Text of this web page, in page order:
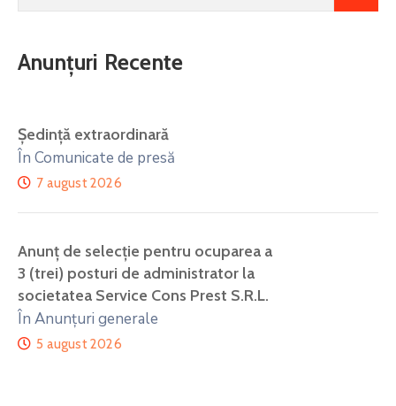
Anunțuri Recente
Ședință extraordinară
În Comunicate de presă
7 august 2026
Anunţ de selecţie pentru ocuparea a
3 (trei) posturi de administrator la
societatea Service Cons Prest S.R.L.
În Anunțuri generale
5 august 2026